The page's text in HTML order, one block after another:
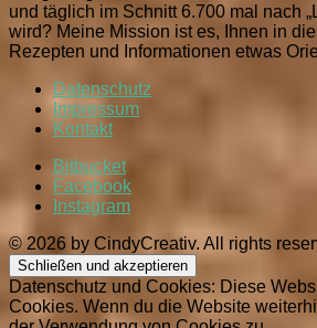
und täglich im Schnitt 6.700 mal nach
wird? Meine Mission ist es, Ihnen in
Rezepten und Informationen etwas
Datenschutz
Impressum
Kontakt
Bitbucket
Facebook
Instagram
© 2026 by CindyCreativ. All rights
Datenschutz und Cookies: Diese
Cookies. Wenn du die Website